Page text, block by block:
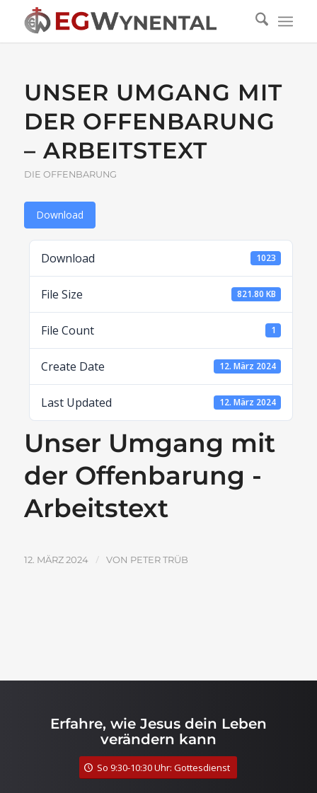
UNSER UMGANG MIT
DER OFFENBARUNG
– ARBEITSTEXT
DIE OFFENBARUNG
Download
Download 1023
File Size 821.80 KB
File Count 1
Create Date 12. März 2024
Last Updated 12. März 2024
Unser Umgang mit
der Offenbarung -
Arbeitstext
12. MÄRZ 2024 / VON PETER TRÜB
Erfahre, wie Jesus dein Leben
verändern kann
So 9:30-10:30 Uhr: Gottesdienst